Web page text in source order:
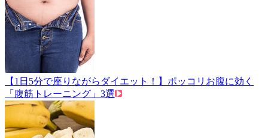
【1日5分で座りながらダイエット！】ポッコリお腹に効く
「腹筋トレーニング」3選